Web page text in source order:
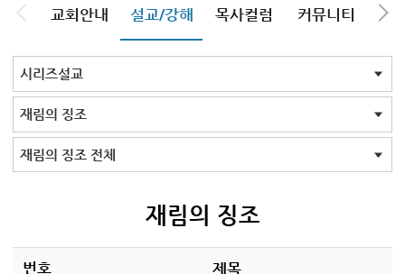
교회안내 설교/강해 목사컬럼 커뮤니티 기
주일설교
성경강해
시리즈설교
기타방송
시리즈설교 전체
구원
결혼
교회의믿음
그리스도인
성막
조직신학
설교와설교자
성경바로보기
성경Q&A
킹제임스성경
재림의 징조
창조진화
천주교
주님의교회계획
하나님의뜻알기
하나님의일꾼과섬김
크리스천기초
성경교리
회원필수
세계관국가관
주요예언
음악
성경과정치
설교코칭
사도바울탐구
성화
재림과 휴거
칼빈주의
양심
개역성경 분석
개역성경 분석 2023
그레이트 리셋
뉴에이지
13가지 구원의 언어
존 맥아더 목사의 예배
신약 시대 교회사
재림의 징조 전체
재림의 징조
번호 제목